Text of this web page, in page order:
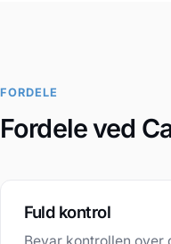
FORDELE
Fordele ved
Fuld kontrol